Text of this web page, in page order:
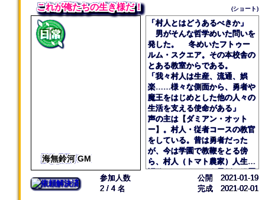
リンツのところにまでその声
は聞こえてきて、彼はうーんと
唸った。 「……ウチも『いら
っしゃいませ、お嬢様』って接
客すればいいのか？」 その
問いかけに答える声は当然無
い。 「俺イケメンじゃないし
無理か」 リンツは自分でそ
うオチをつけると、ふと棚の商
品を手に取った。 「ウチの商
品も悪いわけじゃないんだよな
ぁ」 リンツは『珍味・ジェ
ムフィッシュの干物』と書かれ
た袋を見つつ、つぶやいた。ジ
ェムフィッシュの干物は見た目
こそアレだが、美容に良い成分
がふんだんに含まれているとい
う。 他にも店内には、海産
をかけた方がいいかなぁ。なん
てコルネが考えていた矢先。
バターン、と大きな音を立て
て男が倒れた。 「わああああ
あっ！？」 ● 「助けていただ
いて、本当にありがとうござい
ました……なんてお礼を言えば
いいのか」 「いえいえ～。教
師として当然のことをしたまで
ですから。もう体調は大丈夫で
すか？」 落ち着いたジャズ
の流れる喫茶店。コルネはパフ
ェをつつきながら、目の前に座
るカルマの男にそう声をかけ
た。 「はい。お茶をいただい
て、少し落ち着くことができま
した」 紅茶のカップを置
き、男は穏やかにほほ笑む。
担当はお化け屋敷ってわけだ。
それでお前たちの手を借りた
い」 この教師の『手を借り
たい』が意味するところは『実
働はお前らだぞ』だと理解して
いる生徒たちは、あぁまたか。
と察しの良い顔をした。 「一
等怖い仕掛けや演出を思いつい
たやつが優勝だ。夏休みどうせ
暇してるんなら、ひと夏の思い
出作りでも兼ねて俺に手を貸し
てくれよ」 生徒の一人が手
を上げた。 「それってチーム
でもいいんですか？」 「もち
ろん」 「なにか条件はありま
すか？」 「良い質問だ。ヴェ
リエーダに伝わる悲恋『湖の
君』をモチーフにする必要があ
これが俺たちの生き様だ！ (ショート)
海無鈴河 GM
「村人とはどうあるべきか」
男がそんな哲学めいた問いを
発した。 冬めいたフトゥー
ルム・スクエア。その本校舎の
とある教室からである。
「我々村人は生産、流通、娯
楽……様々な側面から、勇者や
魔王をはじめとした他の人々の
生活を支える使命がある」
声の主は【ダミアン・オット
ー】。村人・従者コースの教官
をしている。昔は勇者だった
が、今は学園で教鞭をとる傍
ら、村人（トマト農家）人生を
謳歌しているという異例の経歴
の持ち主だ。 きっちり着込
んだスーツの上からでもわかる
参加人数
2 / 4 名
公開 2021-01-19
完成 2021-02-01